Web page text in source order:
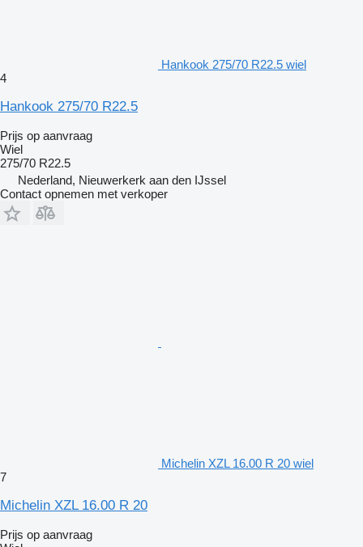
Hankook 275/70 R22.5 wiel
4
Hankook 275/70 R22.5
Prijs op aanvraag
Wiel
275/70 R22.5
Nederland, Nieuwerkerk aan den IJssel
Contact opnemen met verkoper
Michelin XZL 16.00 R 20 wiel
7
Michelin XZL 16.00 R 20
Prijs op aanvraag